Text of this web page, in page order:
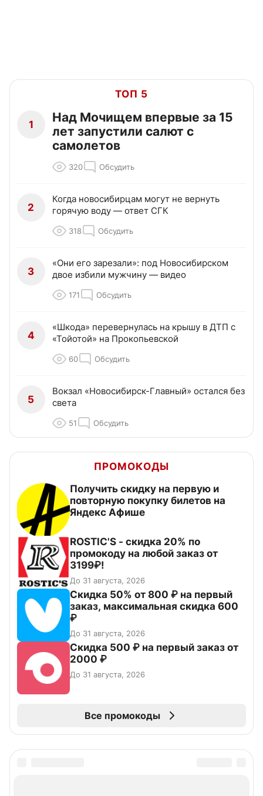
ТОП 5
1
Над Мочищем впервые за 15
лет запустили салют с
самолетов
320 Обсудить
2
Когда новосибирцам могут не вернуть
горячую воду — ответ СГК
318 Обсудить
3
«Они его зарезали»: под Новосибирском
двое избили мужчину — видео
171 Обсудить
4
«Шкода» перевернулась на крышу в ДТП с
«Тойотой» на Прокопьевской
60 Обсудить
5
Вокзал «Новосибирск-Главный» остался без
света
51 Обсудить
ПРОМОКОДЫ
Получить скидку на первую и
повторную покупку билетов на
Яндекс Афише
ROSTIC'S - скидка 20% по
промокоду на любой заказ от
3199₽!
До 31 августа, 2026
Скидка 50% от 800 ₽ на первый
заказ, максимальная скидка 600
₽
До 31 августа, 2026
Скидка 500 ₽ на первый заказ от
2000 ₽
До 31 августа, 2026
Все промокоды